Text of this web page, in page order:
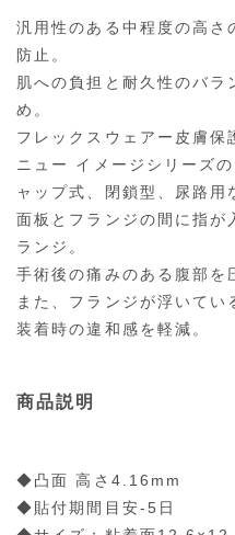
汎用性のある中程度の高さ
防止。
肌への負担と耐久性のバラ
め。
フレックスウェアー皮膚保
ニュー イメージシリーズ
ャップ式、閉鎖型、尿路用
面板とフランジの間に指
ランジ。
手術後の痛みのある腹部を
また、フランジが浮いて
装着時の違和感を軽減。
商品説明
◆凸面 高さ4.16mm
◆貼付期間目安-5日